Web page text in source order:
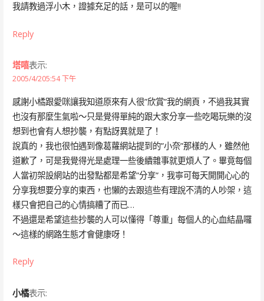
我請教過浮小木，證據充足的話，是可以的喔!!
Reply
塔嘻表示:
2005/4/205:54 下午
感謝小橘跟愛咪讓我知道原來有人很”欣賞”我的網頁，不過我其實
也沒有那麼生氣啦～只是覺得單純的跟大家分享一些吃喝玩樂的沒
想到也會有人想抄襲，有點訝異就是了！
說真的，我也很怕遇到像葛蘿網站提到的”小奈”那樣的人，雖然他
道歉了，可是我覺得光是處理一些後續雜事就更煩人了。畢竟每個
人當初架設網站的出發點都是希望”分享”，我寧可每天開開心心的
分享我想要分享的東西，也懶的去跟這些有理說不清的人吵架，這
樣只會把自己的心情搞糟了而已…
不過還是希望這些抄襲的人可以懂得「尊重」每個人的心血結晶囉
～這樣的網路生態才會健康呀！
Reply
小橘表示: